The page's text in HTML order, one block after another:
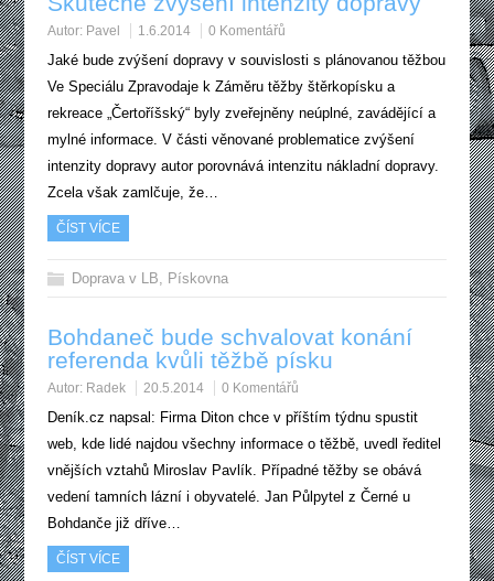
Autor: Pavel 1.6.2014 0 Komentářů
Jaké bude zvýšení dopravy v souvislosti s plánovanou těžbou
Ve Speciálu Zpravodaje k Záměru těžby štěrkopísku a
rekreace „Čertoříšský“ byly zveřejněny neúplné, zavádějící a
mylné informace. V části věnované problematice zvýšení
intenzity dopravy autor porovnává intenzitu nákladní dopravy.
Zcela však zamlčuje, že…
ČÍST VÍCE
Doprava v LB, Pískovna
Bohdaneč bude schvalovat konání
referenda kvůli těžbě písku
Autor: Radek 20.5.2014 0 Komentářů
Deník.cz napsal: Firma Diton chce v příštím týdnu spustit
web, kde lidé najdou všechny informace o těžbě, uvedl ředitel
vnějších vztahů Miroslav Pavlík. Případné těžby se obává
vedení tamních lázní i obyvatelé. Jan Půlpytel z Černé u
Bohdanče již dříve…
ČÍST VÍCE